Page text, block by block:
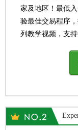
家及地区！最低
验最佳交易程序
列教学视频，支持